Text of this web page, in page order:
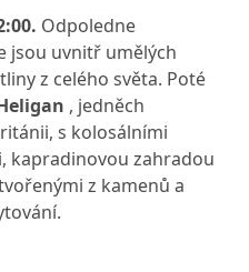
Odpoledne
jsou uvnitř umělých
z celého světa. Poté
, jedněch
s kolosálními
kapradinovou zahradou
z kamenů a